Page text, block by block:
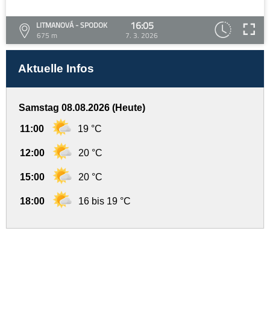
LITMANOVÁ - SPODOK
675 m
16:05
7. 3. 2026
Aktuelle Infos
Samstag 08.08.2026 (Heute)
11:00 19 °C
12:00 20 °C
15:00 20 °C
18:00 16 bis 19 °C